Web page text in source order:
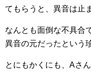
てもらうと、異音は止
なんとも面倒な不具合
異音の元だったという
とにもかくにも、Aさ